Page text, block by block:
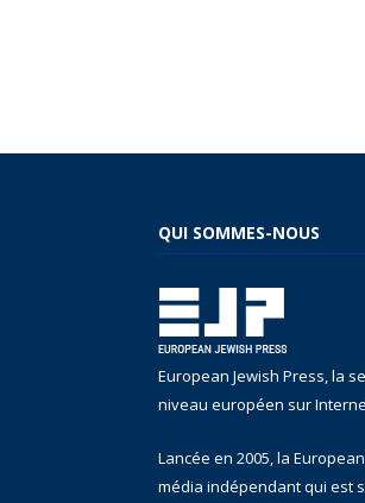
QUI SOMMES-NOUS
European Jewish Press, la
niveau européen sur
Lancée en 2005, la
média indépendant qui est